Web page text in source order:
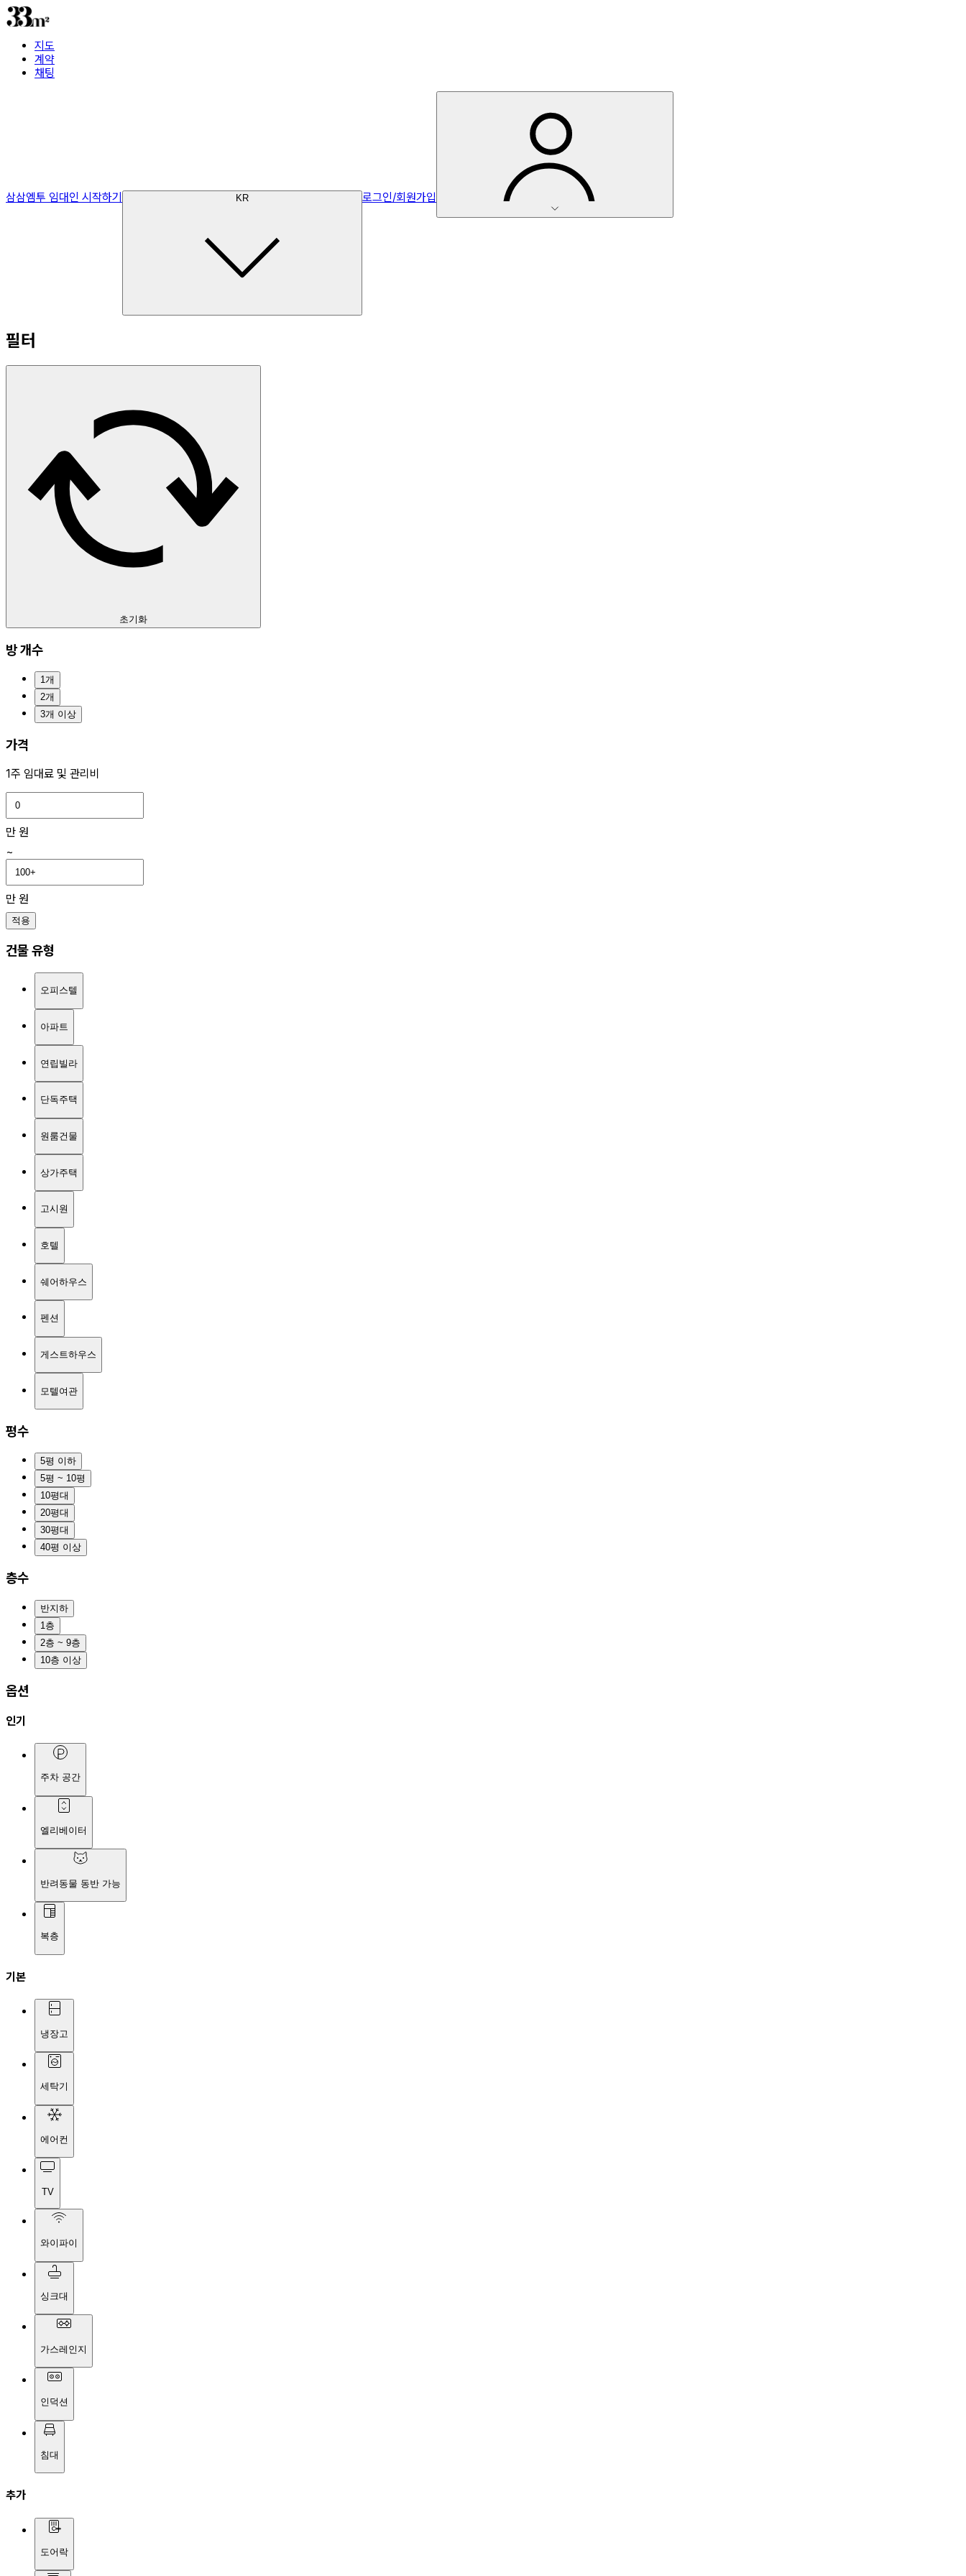
지도
계약
채팅
삼삼엠투 임대인 시작하기 KR 로그인/회원가입
필터
초기화
방 개수
1개
2개
3개 이상
가격
1주 임대료 및 관리비
만 원
~
만 원
적용
건물 유형
오피스텔
아파트
연립빌라
단독주택
원룸건물
상가주택
고시원
호텔
쉐어하우스
펜션
게스트하우스
모텔여관
평수
5평 이하
5평 ~ 10평
10평대
20평대
30평대
40평 이상
층수
반지하
1층
2층 ~ 9층
10층 이상
옵션
인기
주차 공간
엘리베이터
반려동물 동반 가능
복층
기본
냉장고
세탁기
에어컨
TV
와이파이
싱크대
가스레인지
인덕션
침대
추가
도어락